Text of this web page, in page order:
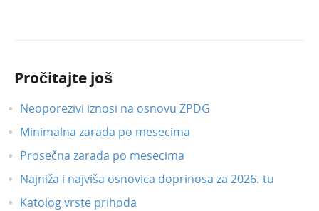
Pročitajte još
Neoporezivi iznosi na osnovu ZPDG
Minimalna zarada po mesecima
Prosečna zarada po mesecima
Najniža i najviša osnovica doprinosa za 2026.-tu
Katolog vrste prihoda